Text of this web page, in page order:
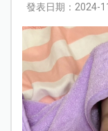
發表日期：2024-